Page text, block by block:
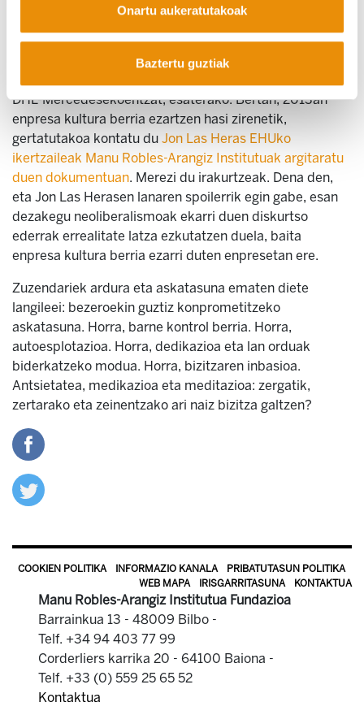
Onartu aukeratutakoak
Baztertu guztiak
gordinean itota, administrazio publikoek eta enpresek
dirua aurreztu eta irabazteko, hurrenez hurren.
Partaidetza, gardentasuna, komunikazioa, motibazioa…
DHL-Mercedesekoentzat, esaterako. Bertan, 2013an
enpresa kultura berria ezartzen hasi zirenetik,
gertatutakoa kontatu du Jon Las Heras EHUko
ikertzaileak Manu Robles-Arangiz Institutuak argitaratu
duen dokumentuan. Merezi du irakurtzeak. Dena den,
eta Jon Las Herasen lanaren spoilerrik egin gabe, esan
dezakegu neoliberalismoak ekarri duen diskurtso
ederrak errealitate latza ezkutatzen duela, baita
enpresa kultura berria ezarri duten enpresetan ere.
Zuzendariek ardura eta askatasuna ematen diete
langileei: bezeroekin guztiz konprometitzeko
askatasuna. Horra, barne kontrol berria. Horra,
autoesplotazioa. Horra, dedikazioa eta lan orduak
biderkatzeko modua. Horra, bizitzaren inbasioa.
Antsietatea, medikazioa eta meditazioa: zergatik,
zertarako eta zeinentzako ari naiz bizitza galtzen?
COOKIEN POLITIKA INFORMAZIO KANALA
PRIBATUTASUN POLITIKA
WEB MAPA
IRISGARRITASUNA KONTAKTUA
Manu Robles-Arangiz Institutua Fundazioa
Barrainkua 13 - 48009 Bilbo -
Telf. +34 94 403 77 99
Corderliers karrika 20 - 64100 Baiona -
Telf. +33 (0) 559 25 65 52
Kontaktua